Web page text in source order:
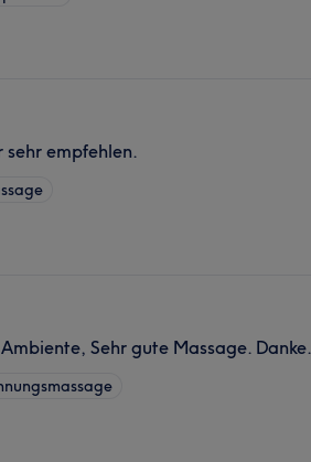
sehr empfehlen.
Sehr gute Massage. Danke.